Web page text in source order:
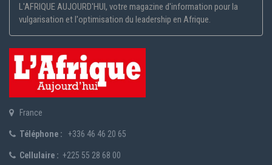
L'AFRIQUE AUJOURD'HUI, votre magazine d'information pour la
vulgarisation et l'optimisation du leadership en Afrique.
France
Téléphone : +336 46 46 20 65
Cellulaire : +225 55 28 68 00